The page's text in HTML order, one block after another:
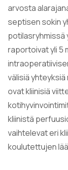
arvosta
septisen sokin
potilasryhmissä
raportoivat yli 5
välisiä yhteyksiä
ovat kliinisiä
kliinistä
vaihtelevat eri
koulutettujen